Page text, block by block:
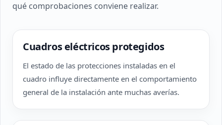
qué comprobaciones conviene realizar.
Cuadros eléctricos protegidos
El estado de las protecciones instaladas en el
cuadro influye directamente en el comportamiento
general de la instalación ante muchas averías.